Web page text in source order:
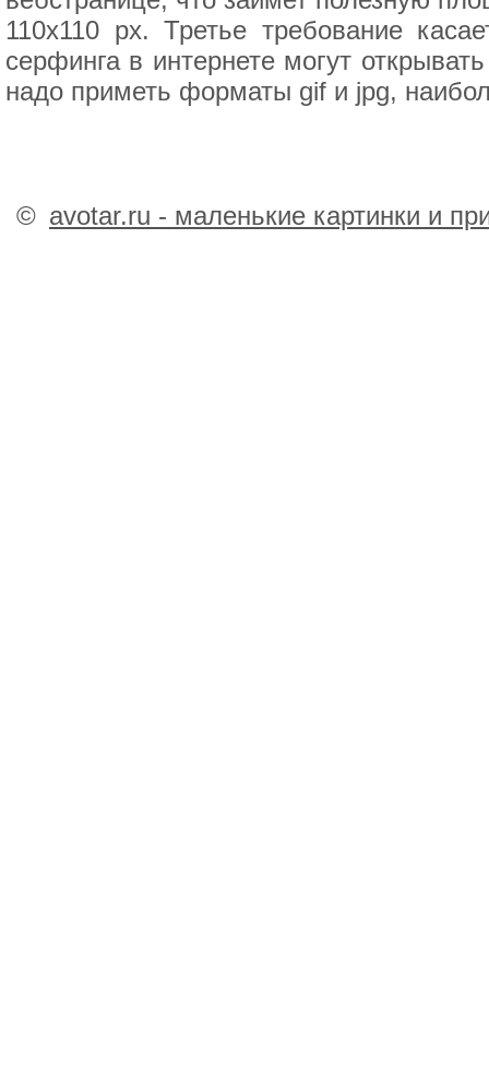
110x110 px. Третье требование
серфинга в интернете могут
надо приметь форматы gif и jpg,
© avotar.ru - маленькие картинки и